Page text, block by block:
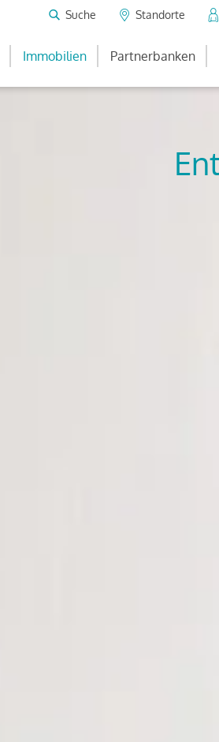
Suche Standorte
Immobilien Partnerbanken